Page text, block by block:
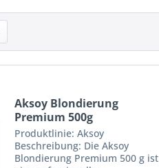
Aksoy Blondierung
Premium 500g
Produktlinie: Aksoy
Beschreibung: Die Aksoy
Blondierung Premium 500 g ist